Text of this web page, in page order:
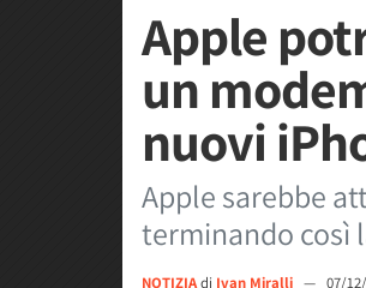
Apple
un
nuovi
Apple sarebbe
terminando così
NOTIZIAdi Ivan Miralli — 07/